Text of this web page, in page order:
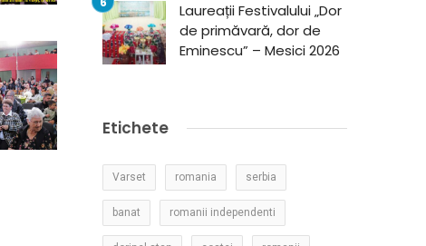
Laureații Festivalului „Dor
de primăvară, dor de
Eminescu” – Mesici 2026
Etichete
Varset romania serbia
banat romanii independenti